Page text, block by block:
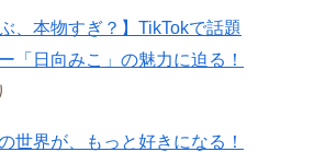
、本物すぎ？】TikTokで話題
「日向みこ」の魅力に迫る！
世界が、もっと好きになる！